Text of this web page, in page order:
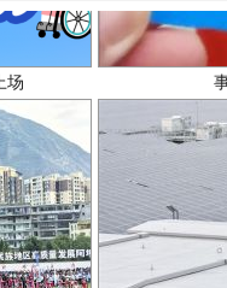
规模